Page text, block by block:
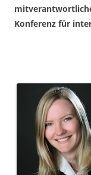
Konferenz für